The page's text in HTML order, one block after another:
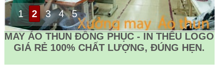
1 2 3 4 5
MAY ÁO THUN ĐỒNG PHỤC - IN THÊU LOGO
GIÁ RẺ 100% CHẤT LƯỢNG, ĐÚNG HẸN.